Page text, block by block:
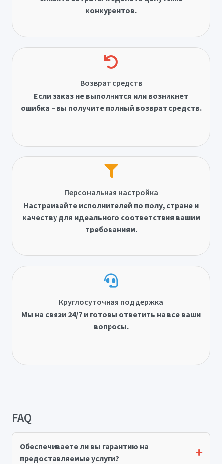
конкурентов.
Возврат средств
Если заказ не выполнится или возникнет
ошибка – вы получите полный возврат средств.
Персональная настройка
Настраивайте исполнителей по полу, стране и
качеству для идеального соответствия вашим
требованиям.
Круглосуточная поддержка
Мы на связи 24/7 и готовы ответить на все ваши
вопросы.
FAQ
Обеспечиваете ли вы гарантию на
предоставляемые услуги?